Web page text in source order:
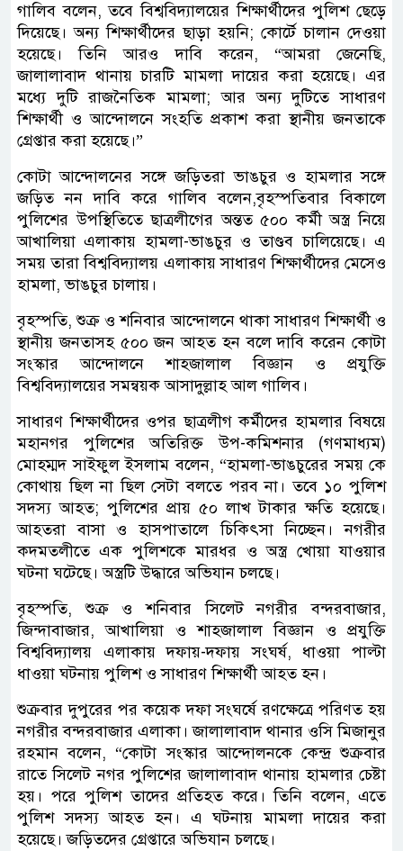
গালিব বলেন, তবে বিশ্ববিদ্যালয়ের শিক্ষার্থীদের পুলিশ ছেড়ে
দিয়েছে। অন্য শিক্ষার্থীদের ছাড়া হয়নি; কোর্টে চালান দেওয়া
হয়েছে। তিনি আরও দাবি করেন, “আমরা জেনেছি,
জালালাবাদ থানায় চারটি মামলা দায়ের করা হয়েছে। এর
মধ্যে দুটি রাজনৈতিক মামলা; আর অন্য দুটিতে সাধারণ
শিক্ষার্থী ও আন্দোলনে সংহতি প্রকাশ করা স্থানীয় জনতাকে
গ্রেপ্তার করা হয়েছে।”
কোটা আন্দোলনের সঙ্গে জড়িতরা ভাঙচুর ও হামলার সঙ্গে
জড়িত নন দাবি করে গালিব বলেন,বৃহস্পতিবার বিকালে
পুলিশের উপস্থিতিতে ছাত্রলীগের অন্তত ৫০০ কর্মী অস্ত্র নিয়ে
আখালিয়া এলাকায় হামলা-ভাঙচুর ও তাণ্ডব চালিয়েছে। এ
সময় তারা বিশ্ববিদ্যালয় এলাকায় সাধারণ শিক্ষার্থীদের মেসেও
হামলা, ভাঙচুর চালায়।
বৃহস্পতি, শুক্র ও শনিবার আন্দোলনে থাকা সাধারণ শিক্ষার্থী ও
স্থানীয় জনতাসহ ৫০০ জন আহত হন বলে দাবি করেন কোটা
সংস্কার আন্দোলনে শাহজালাল বিজ্ঞান ও প্রযুক্তি
বিশ্ববিদ্যালয়ের সমন্বয়ক আসাদুল্লাহ আল গালিব।
সাধারণ শিক্ষার্থীদের ওপর ছাত্রলীগ কর্মীদের হামলার বিষয়ে
মহানগর পুলিশের অতিরিক্ত উপ-কমিশনার (গণমাধ্যম)
মোহম্মদ সাইফুল ইসলাম বলেন, “হামলা-ভাঙচুরের সময় কে
কোথায় ছিল না ছিল সেটা বলতে পরব না। তবে ১০ পুলিশ
সদস্য আহত; পুলিশের প্রায় ৫০ লাখ টাকার ক্ষতি হয়েছে।
আহতরা বাসা ও হাসপাতালে চিকিৎসা নিচ্ছেন। নগরীর
কদমতলীতে এক পুলিশকে মারধর ও অস্ত্র খোয়া যাওয়ার
ঘটনা ঘটেছে। অস্ত্রটি উদ্ধারে অভিযান চলছে।
বৃহস্পতি, শুক্র ও শনিবার সিলেট নগরীর বন্দরবাজার,
জিন্দাবাজার, আখালিয়া ও শাহজালাল বিজ্ঞান ও প্রযুক্তি
বিশ্ববিদ্যালয় এলাকায় দফায়-দফায় সংঘর্ষ, ধাওয়া পাল্টা
ধাওয়া ঘটনায় পুলিশ ও সাধারণ শিক্ষার্থী আহত হন।
শুক্রবার দুপুরের পর কয়েক দফা সংঘর্ষে রণক্ষেত্রে পরিণত হয়
নগরীর বন্দরবাজার এলাকা। জালালাবাদ থানার ওসি মিজানুর
রহমান বলেন, “কোটা সংস্কার আন্দোলনকে কেন্দ্র শুক্রবার
রাতে সিলেট নগর পুলিশের জালালাবাদ থানায় হামলার চেষ্টা
হয়। পরে পুলিশ তাদের প্রতিহত করে। তিনি বলেন, এতে
পুলিশ সদস্য আহত হন। এ ঘটনায় মামলা দায়ের করা
হয়েছে। জড়িতদের গ্রেপ্তারে অভিযান চলছে।